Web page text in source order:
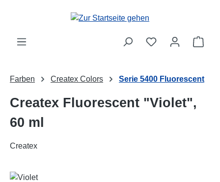
Zum Hauptinhalt springen
Farben Createx Colors Serie 5400 Fluorescent
Createx Fluorescent "Violet",
60 ml
Createx
Bildergalerie überspringen